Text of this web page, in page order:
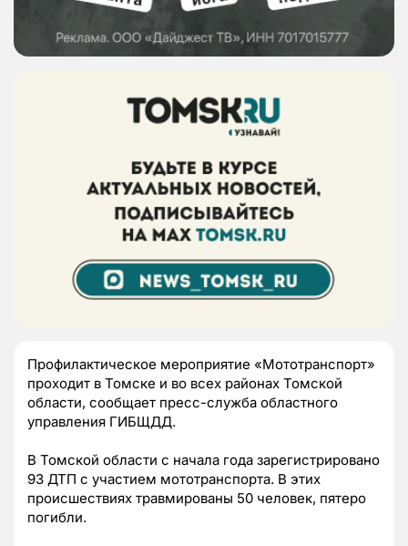
Профилактическое мероприятие «Мототранспорт»
проходит в Томске и во всех районах Томской
области, сообщает пресс-служба областного
управления ГИБЩДД.
В Томской области с начала года зарегистрировано
93 ДТП с участием мототранспорта. В этих
происшествиях травмированы 50 человек, пятеро
погибли.